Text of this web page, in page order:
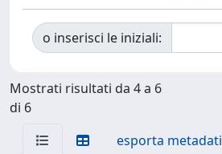
o inserisci le iniziali:
Mostrati risultati da 4 a 6
di 6
esporta metadati